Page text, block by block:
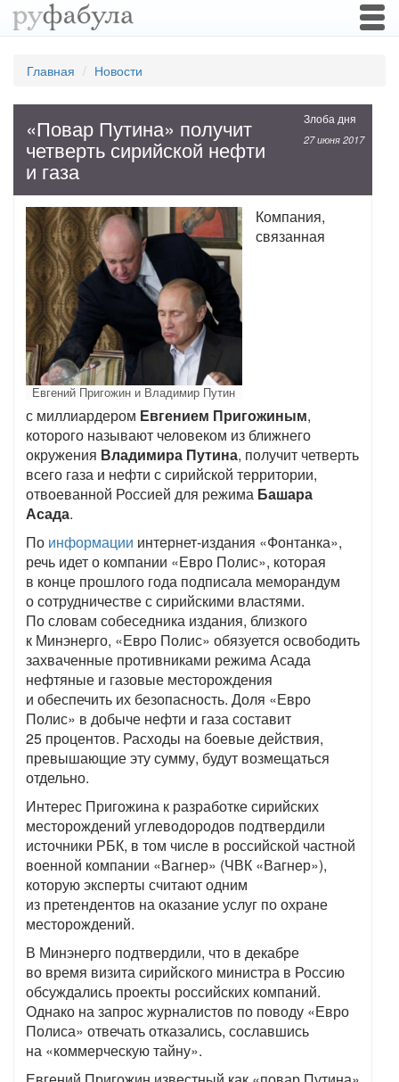
Главная Новости
Злоба дня
27 июня 2017
«Повар Путина» получит
четверть сирийской нефти
и газа
Евгений Пригожин и Владимир Путин
Компания,
связанная
с миллиардером Евгением Пригожиным,
которого называют человеком из ближнего
окружения Владимира Путина, получит четверть
всего газа и нефти с сирийской территории,
отвоеванной Россией для режима Башара
Асада.
По информации интернет-издания «Фонтанка»,
речь идет о компании «Евро Полис», которая
в конце прошлого года подписала меморандум
о сотрудничестве с сирийскими властями.
По словам собеседника издания, близкого
к Минэнерго, «Евро Полис» обязуется освободить
захваченные противниками режима Асада
нефтяные и газовые месторождения
и обеспечить их безопасность. Доля «Евро
Полис» в добыче нефти и газа составит
25 процентов. Расходы на боевые действия,
превышающие эту сумму, будут возмещаться
отдельно.
Интерес Пригожина к разработке сирийских
месторождений углеводородов подтвердили
источники РБК, в том числе в российской частной
военной компании «Вагнер» (ЧВК «Вагнер»),
которую эксперты считают одним
из претендентов на оказание услуг по охране
месторождений.
В Минэнерго подтвердили, что в декабре
во время визита сирийского министра в Россию
обсуждались проекты российских компаний.
Однако на запрос журналистов по поводу «Евро
Полиса» отвечать отказались, сославшись
на «коммерческую тайну».